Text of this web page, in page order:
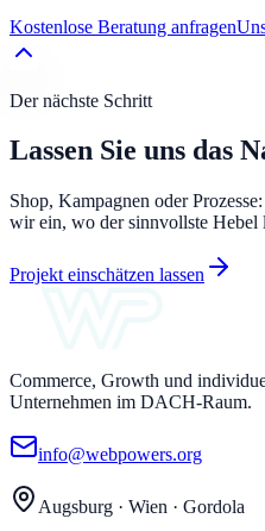
Kostenlose Beratung anfragen
Der nächste Schritt
Lassen Sie uns das
Shop, Kampagnen oder
wir ein, wo der sinnvollste Hebel
Projekt einschätzen lassen
Commerce, Growth und
Unternehmen im DACH-Raum.
info@webpowers.org
Augsburg · Wien · Gordola